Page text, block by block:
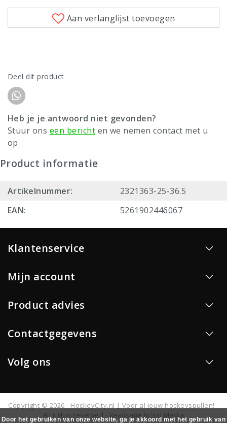
Aan verlanglijst toevoegen
Deel dit product
Heb je je antwoord niet gevonden?
Stuur ons een bericht en we nemen contact met u
op
Product informatie
Artikelnummer:
2321363-25-36.5
EAN:
5261902446067
Klantenservice
Mijn account
Product advies
Contactgegevens
Volg ons
Copyright © 2026 - HockeyCity.nl | Voor al jouw hockeyspullen! -
All rights reserved - Realisatie InStijl Media
Door het gebruiken van onze website, ga je akkoord met het gebruik van